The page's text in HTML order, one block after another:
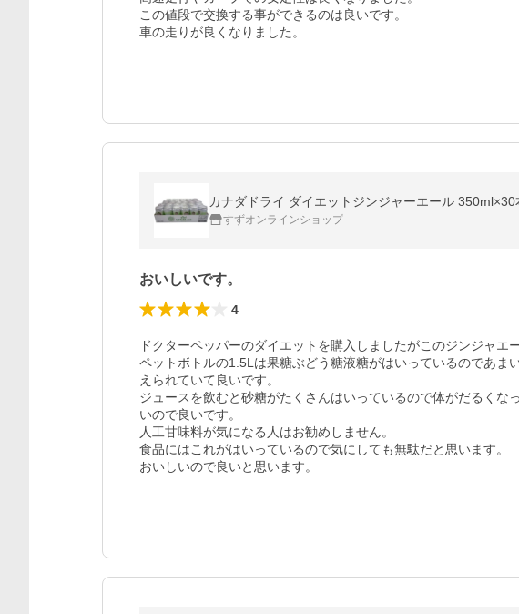
この値段で交換する事ができるのは良いです。
車の走りが良くなりました。
カナダドライ ダイエットジンジャーエール
すずオンラインショップ
おいしいです。
4
ドクターペッパーのダイエットを購入しましたがこのジンジャエ
ペットボトルの1.5Lは果糖ぶどう糖液糖がはいっているのであま
えられていて良いです。
ジュースを飲むと砂糖がたくさんはいっているので体がだるくな
いので良いです。
人工甘味料が気になる人はお勧めしません。
食品にはこれがはいっているので気にしても無駄だと思います。
おいしいので良いと思います。